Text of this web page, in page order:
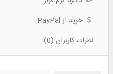
خرید از PayPal
نظرات کاربران (0)